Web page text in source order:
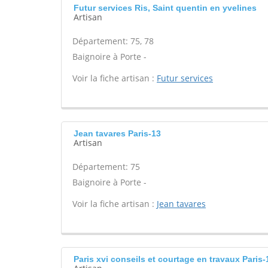
Futur services Ris, Saint quentin en yvelines
Artisan
Département: 75, 78
Baignoire à Porte -
Voir la fiche artisan : Futur services
Jean tavares Paris-13
Artisan
Département: 75
Baignoire à Porte -
Voir la fiche artisan : Jean tavares
Paris xvi conseils et courtage en travaux Paris-